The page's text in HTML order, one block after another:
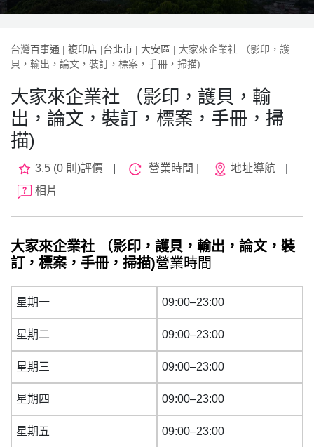
台灣百事通 | 複印店 |台北市 | 大安區 | 大家來企業社 （影印，護
貝，輸出，論文，裝訂，標案，手冊，掃描)
大家來企業社 （影印，護貝，輸
出，論文，裝訂，標案，手冊，掃
描)
3.5 (0 則)評價 營業時間 | 地址導航
相片
大家來企業社 （影印，護貝，輸出，論文，裝
訂，標案，手冊，掃描)營業時間
星期一 09:00–23:00
星期二 09:00–23:00
星期三 09:00–23:00
星期四 09:00–23:00
星期五 09:00–23:00